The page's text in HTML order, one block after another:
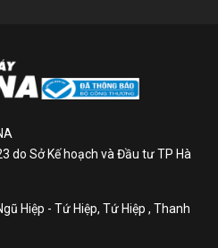
kế
quen thuộc với vỏ bằng
nhã, nên dễ dàng kết hợp
do Sở Kế hoạch và Đầu tư TP Hà
Hiệp - Tứ Hiệp, Tứ Hiệp , Thanh